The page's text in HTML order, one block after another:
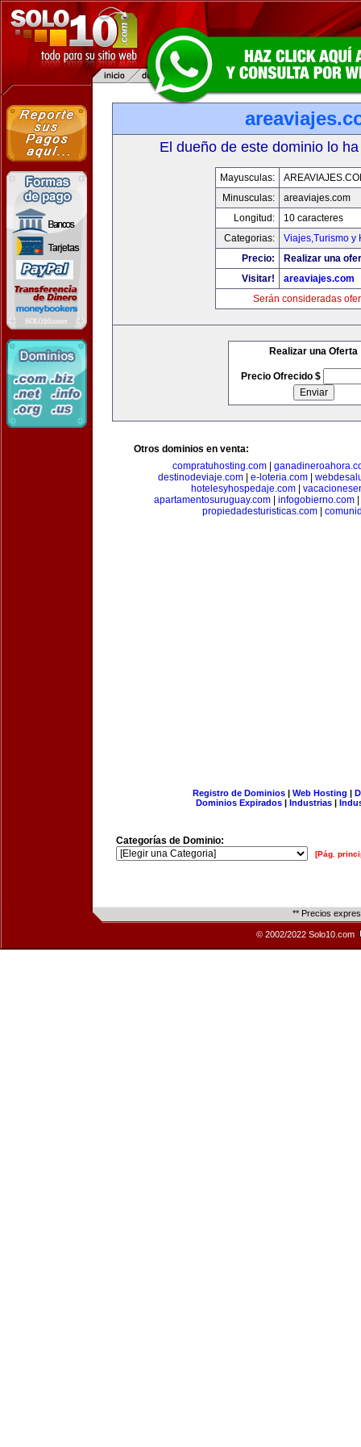
El dueño de este dominio lo
Mayusculas:
Minusculas:
areaviajes.com
Longitud:
10 caracteres
Categorias:
Viajes,Turismo y
Precio:
Realizar una
Visitar!
areaviajes.com
Serán consideradas
Realizar una Oferta
Precio Ofrecido $
Otros dominios en venta:
compratuhosting.com|
destinodeviaje.com
e-loteria.com
hotelesyhospedaje.com
apartamentosuruguay.com
infogobierno.com
propiedadesturisticas.com|
Registro de Dominios| Web Hosting |
Dominios Expirados | Industrias |
Categorías de Dominio:
[Pág.
** Precios
© 2002/2022 Solo10.com